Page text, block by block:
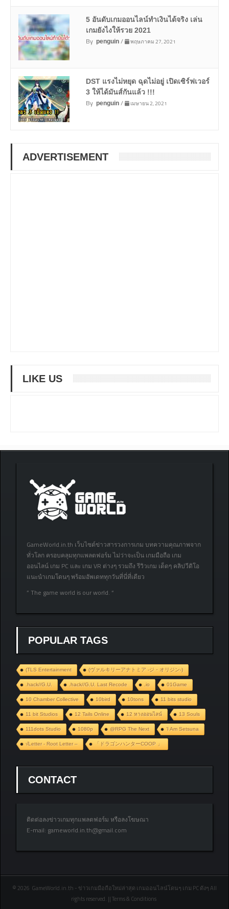
5 อันดับเกมออนไลน์ทำเงินได้จริง เล่น
เกมยังไงให้รวย 2021
By penguin/ พฤษภาคม 27, 2021
DST แรงไม่หยุด ฉุดไม่อยู่ เปิดเซิร์ฟเวอร์
3 ให้ได้มันส์กันแล้ว !!!
By penguin/ เมษายน 2, 2021
ADVERTISEMENT
LIKE US
GameWorld.in.th เว็บไซต์ข่าวสารวงการเกม บทความคุณภาพจาก
ทั่วโลก ครอบคลุมทุกแพลตฟอร์ม ไม่ว่าจะเป็น เกมมือถือ เกม
ออนไลน์ เกม PC และ เกม VR ต่างๆ รวมถึง รีวิวเกม เด็ดๆ คลิปวีดิโอ
แนะนำเกมโดนๆ พร้อมอัพเดททุกวันที่นี่ที่เดียว
” The game world is our world. “
POPULAR TAGS
(TLS Entertainment (ヴァルキリーアナトミア ‐ジ・オリジン‐)
.hack//G.U. .hack//G.U. Last Recode .io 01Game
10 Chamber Collective 10bird 10tons 11 bits studio
11 bit Studios 12 Tails Online 12 หางออนไลน์ 13 Souls
111dots Studio 1080p @RPG The Next ‘I Am Setsuna
√Letter - Root Letter – 「ドラゴンハンターCOOP 」
CONTACT
ติดต่อลงข่าวเกมทุกแพลตฟอร์ม หรือลงโฆษณา
E-mail: gameworld.in.th@gmail.com
© 2026 GameWorld.in.th - ข่าวเกมมือถือใหม่ล่าสุด เกมออนไลน์โดนๆ เกม PC ดังๆ All
rights reserved. || Terms & Conditions